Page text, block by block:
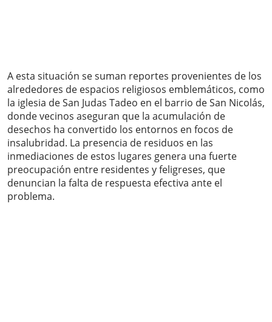
A esta situación se suman reportes provenientes de los
alrededores de espacios religiosos emblemáticos, como
la iglesia de San Judas Tadeo en el barrio de San Nicolás,
donde vecinos aseguran que la acumulación de
desechos ha convertido los entornos en focos de
insalubridad. La presencia de residuos en las
inmediaciones de estos lugares genera una fuerte
preocupación entre residentes y feligreses, que
denuncian la falta de respuesta efectiva ante el
problema.